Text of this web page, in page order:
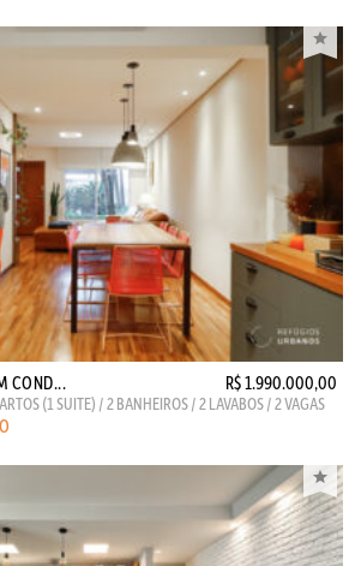
COND... R$ 1.990.000,00
(1 SUITE) / 2 BANHEIROS / 2 LAVABOS / 2 VAGAS